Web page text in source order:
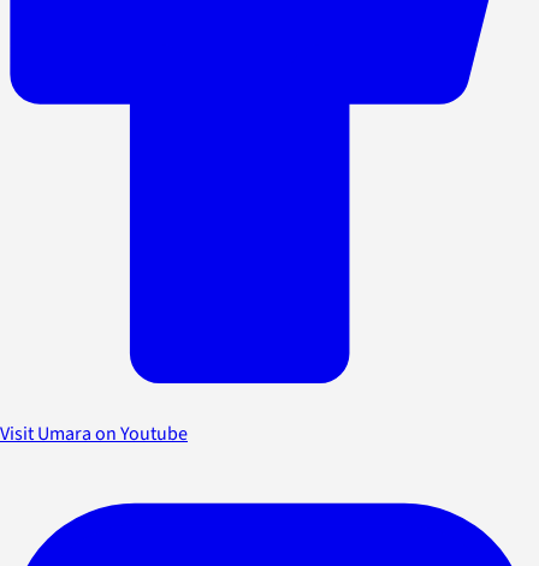
Visit Umara on Youtube